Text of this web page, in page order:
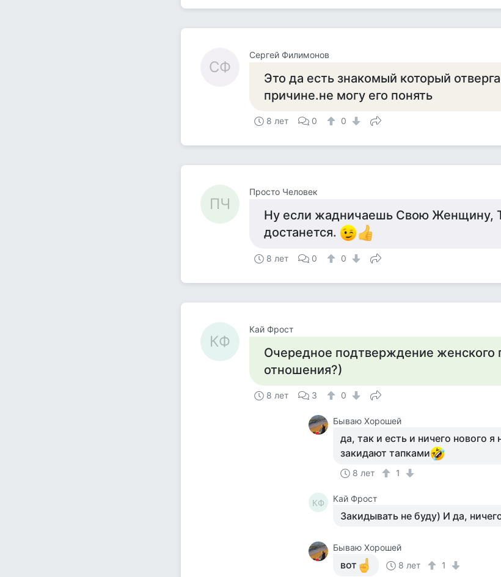
СФ
Сергей Филимонов
Это да есть знакомый который
причине.не могу его понять
8 лет 0 0
ПЧ
Просто Человек
Ну если жадничаешь Свою Женщину,
достанется.
8 лет 0 0
КФ
Кай Фрост
Очередное подтверждение женского
отношения?)
8 лет 3 0
Бываю Хорошей
да, так и есть и ничего нового я
закидают тапками
8 лет 1
КФ Кай Фрост
Закидывать не буду) И да,
Бываю Хорошей
вот 8 лет 1